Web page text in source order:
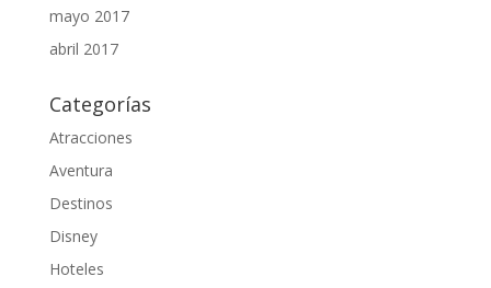
mayo 2017
abril 2017
Categorías
Atracciones
Aventura
Destinos
Disney
Hoteles